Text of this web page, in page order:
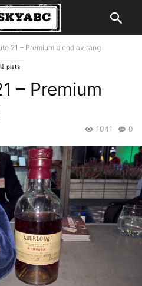
21 – Premium blend av rang
plats
– Premium
0
1041